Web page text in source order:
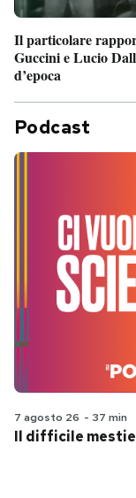
Il particolare
Guccini e Lucio
d’epoca
Podcast
7 agosto 26 - 37 min
Il difficile